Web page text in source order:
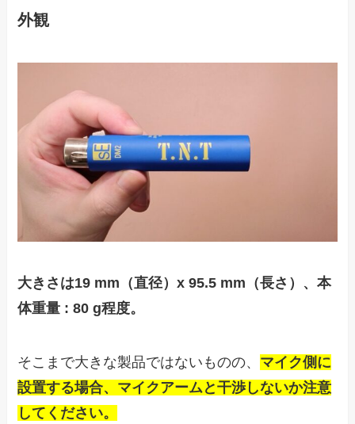
外観
大きさは19 mm（直径）x 95.5 mm（長さ）、本
体重量 : 80 g程度。
そこまで大きな製品ではないものの、 マイク側に
設置する場合、マイクアームと干渉しないか注意
してください。